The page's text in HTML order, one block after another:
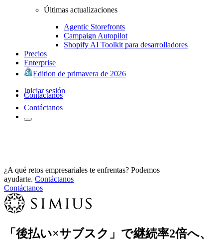
Últimas actualizaciones
Agentic Storefronts
Campaign Autopilot
Shopify AI Toolkit para desarrolladores
Precios
Enterprise
Edition de primavera de 2026
Iniciar sesión
Contáctanos
Contáctanos
¿A qué retos empresariales te enfrentas? Podemos
ayudarte. Contáctanos
Contáctanos
「後払い×サブスク」で継続率2倍へ、